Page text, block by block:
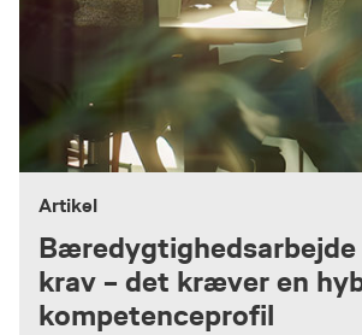
Artikel
krav – det kræver en
kompetenceprofil